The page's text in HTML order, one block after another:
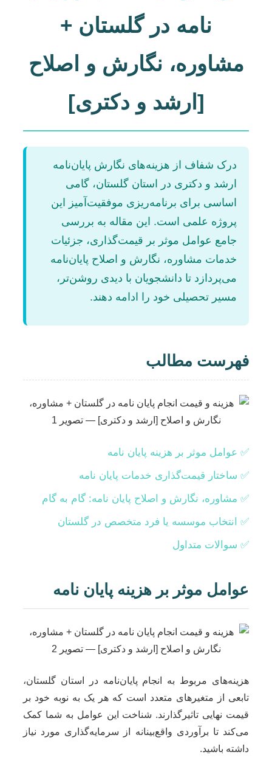
نامه در گلستان +
مشاوره، نگارش و اصلاح
[ارشد و دکتری]
درک شفاف از هزینه‌های نگارش پایان‌نامه
ارشد و دکتری در استان گلستان، گامی
اساسی برای برنامه‌ریزی موفقیت‌آمیز این
پروژه علمی است. این مقاله به بررسی
جامع عوامل موثر بر قیمت‌گذاری، جزئیات
خدمات مشاوره، نگارش و اصلاح پایان‌نامه
می‌پردازد تا دانشجویان با دیدی روشن‌تر،
مسیر تحصیلی خود را ادامه دهند.
فهرست مطالب
✅ عوامل موثر بر هزینه پایان نامه
✅ ساختار قیمت‌گذاری خدمات پایان نامه
✅ مشاوره، نگارش و اصلاح پایان نامه: گام به گام
✅ انتخاب موسسه یا فرد متخصص در گلستان
✅ سوالات متداول
عوامل موثر بر هزینه پایان نامه
هزینه‌های مربوط به انجام پایان‌نامه در استان گلستان،
تابعی از متغیرهای متعدد است که هر یک به نوبه خود بر
قیمت نهایی تاثیرگذارند. شناخت این عوامل به شما کمک
می‌کند تا برآوردی واقع‌بینانه از سرمایه‌گذاری مورد نیاز
داشته باشید.